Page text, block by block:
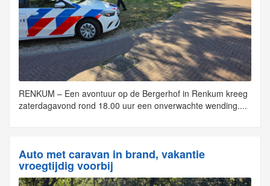
RENKUM – Een avontuur op de Bergerhof in Renkum kreeg
zaterdagavond rond 18.00 uur een onverwachte wending....
Auto met caravan in brand, vakantie
vroegtijdig voorbij